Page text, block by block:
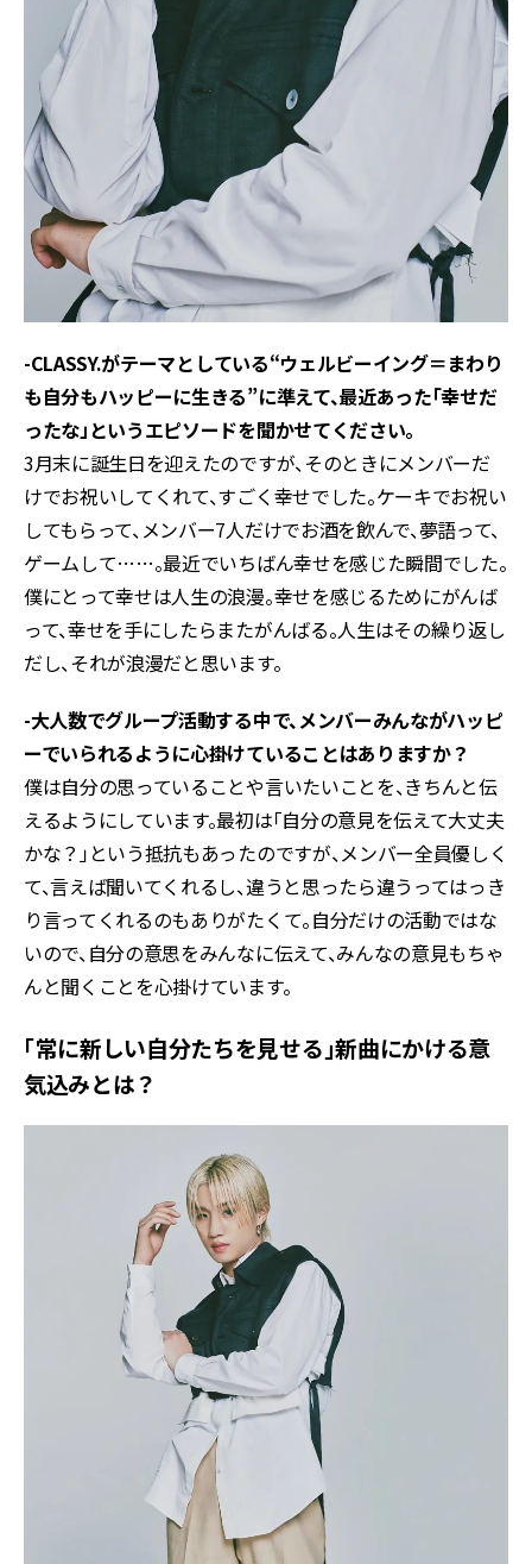
-CLASSY.がテーマとしている“ウェルビーイング＝まわり
も自分もハッピーに生きる”に準えて、最近あった「幸せだ
ったな」というエピソードを聞かせてください。
3月末に誕生日を迎えたのですが、そのときにメンバーだ
けでお祝いしてくれて、すごく幸せでした。ケーキでお祝い
してもらって、メンバー7人だけでお酒を飲んで、夢語って、
ゲームして……。最近でいちばん幸せを感じた瞬間でした。
僕にとって幸せは人生の浪漫。幸せを感じるためにがんば
って、幸せを手にしたらまたがんばる。人生はその繰り返し
だし、それが浪漫だと思います。
-大人数でグループ活動する中で、メンバーみんながハッピ
ーでいられるように心掛けていることはありますか？
僕は自分の思っていることや言いたいことを、きちんと伝
えるようにしています。最初は「自分の意見を伝えて大丈夫
かな？」という抵抗もあったのですが、メンバー全員優しく
て、言えば聞いてくれるし、違うと思ったら違うってはっき
り言ってくれるのもありがたくて。自分だけの活動ではな
いので、自分の意思をみんなに伝えて、みんなの意見もちゃ
んと聞くことを心掛けています。
「常に新しい自分たちを見せる」新曲にかける意
気込みとは？